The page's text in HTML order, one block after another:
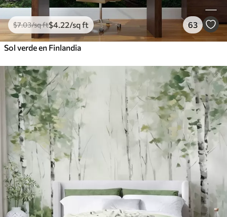
$7.03/sq ft$4 .22/sq ft 63
Sol verde en Finlandia